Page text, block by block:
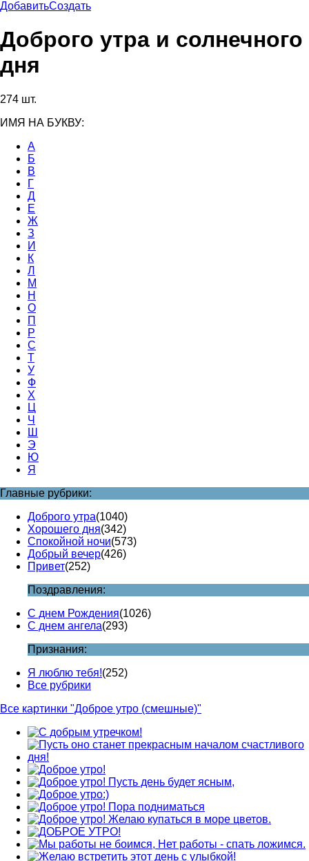
ДобавитьСоздать
Доброго утра и солнечного
дня
274 шт.
ИМЯ НА БУКВУ:
А
Б
В
Г
Д
Е
Ж
З
И
К
Л
М
Н
О
П
Р
С
Т
У
Ф
Х
Ц
Ч
Ш
Э
Ю
Я
Главные рубрики:
Доброго утра(1040)
Хорошего дня(342)
Спокойной ночи(573)
Добрый вечер(426)
Привет(252)
Поздравления:
С днем Рождения(1026)
С днем ангела(293)
Признания:
Я люблю тебя!(252)
Все рубрики
Все картинки "Доброе утро (смешные)"